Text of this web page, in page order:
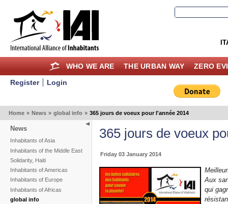
WHO WE ARE THE URBAN WAY ZERO
Register Login
Home » News » global info » 365 jours de voeux pour l'année 2014
News
Inhabitants of Asia
Inhabitants of the Middle East
Solidarity, Haiti
Inhabitants of Americas
Inhabitants of Europe
Inhabitants of Africas
global info
365 jours de voeux
Friday 03 January 2014
Aux
qui